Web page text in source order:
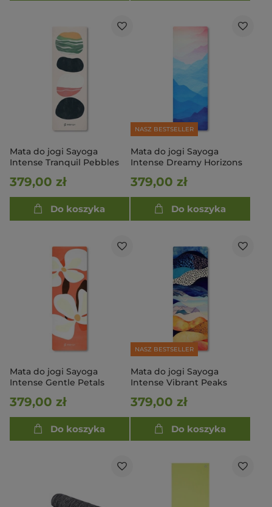
Mata do jogi Sayoga
Intense Tranquil Pebbles
379,00 zł
Do koszyka
NASZ BESTSELLER
Mata do jogi Sayoga
Intense Dreamy Horizons
379,00 zł
Do koszyka
Mata do jogi Sayoga
Intense Gentle Petals
379,00 zł
Do koszyka
NASZ BESTSELLER
Mata do jogi Sayoga
Intense Vibrant Peaks
379,00 zł
Do koszyka